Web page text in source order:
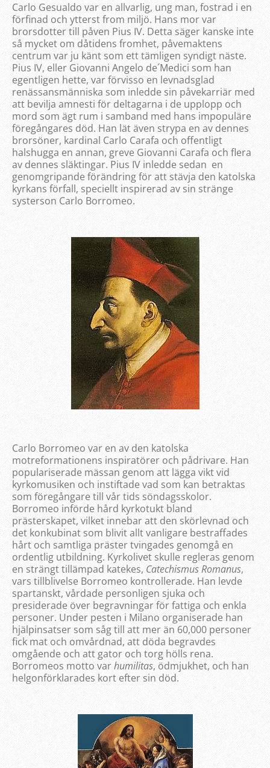
Carlo Gesualdo var en allvarlig, ung man, fostrad i en
förfinad och ytterst from miljö. Hans mor var
brorsdotter till påven Pius IV. Detta säger kanske inte
så mycket om dåtidens fromhet, påvemaktens
centrum var ju känt som ett tämligen syndigt näste.
Pius IV, eller Giovanni Angelo de´Medici som han
egentligen hette, var förvisso en levnadsglad
renässansmänniska som inledde sin påvekarriär med
att bevilja amnesti för deltagarna i de upplopp och
mord som ägt rum i samband med hans impopuläre
föregångares död. Han lät även strypa en av dennes
brorsöner, kardinal Carlo Carafa och offentligt
halshugga en annan, greve Giovanni Carafa och flera
av dennes släktingar. Pius IV inledde sedan en
genomgripande förändring för att stävja den katolska
kyrkans förfall, speciellt inspirerad av sin stränge
systerson Carlo Borromeo.
Carlo Borromeo var en av den katolska
motreformationens inspiratörer och pådrivare. Han
populariserade mässan genom att lägga vikt vid
kyrkomusiken och instiftade vad som kan betraktas
som föregångare till vår tids söndagsskolor.
Borromeo införde hård kyrkotukt bland
prästerskapet, vilket innebar att den skörlevnad och
det konkubinat som blivit allt vanligare bestraffades
hårt och samtliga präster tvingades genomgå en
ordentlig utbildning. Kyrkolivet skulle regleras genom
en strängt tillämpad katekes, Catechismus Romanus,
vars tillblivelse Borromeo kontrollerade. Han levde
spartanskt, vårdade personligen sjuka och
presiderade över begravningar för fattiga och enkla
personer. Under pesten i Milano organiserade han
hjälpinsatser som såg till att mer än 60,000 personer
fick mat och omvårdnad, att döda begravdes
omgående och att gator och torg hölls rena.
Borromeos motto varhumilitas, ödmjukhet, och han
helgonförklarades kort efter sin död.